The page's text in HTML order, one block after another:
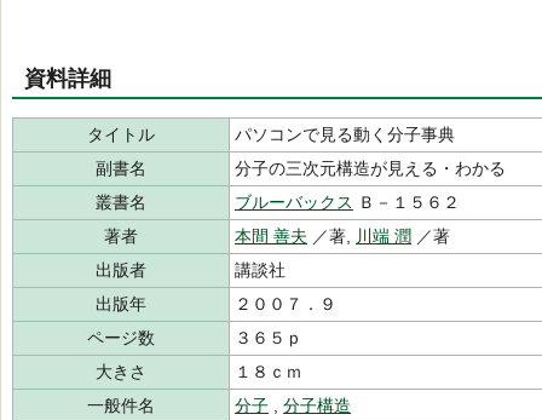
資料詳細
タイトル
パソコンで見る動く分子事典
副書名
分子の三次元構造が見える・わかる
叢書名
ブルーバックス Ｂ－１５６２
著者
本間 善夫 ／著, 川端 潤 ／著
出版者
講談社
出版年
２００７．９
ページ数
３６５ｐ
大きさ
１８ｃｍ
一般件名
分子
分子構造